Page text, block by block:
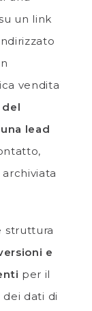
un link
vendita
del
lead
struttura
e
per il
dati di